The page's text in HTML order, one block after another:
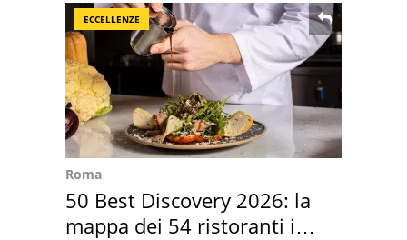
ECCELLENZE
Roma
50 Best Discovery 2026: la
mappa dei 54 ristoranti in